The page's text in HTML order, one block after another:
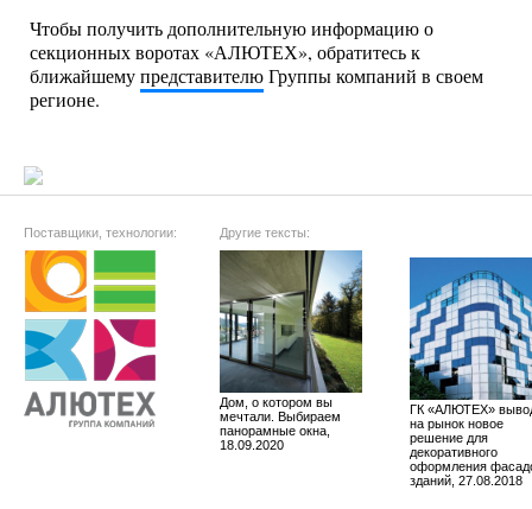
Чтобы получить дополнительную информацию о
секционных воротах «АЛЮТЕХ», обратитесь к
ближайшемупредставителюГруппы компаний в своем
регионе.
Поставщики, технологии: Другие тексты:
Дом, о котором вы
мечтали. Выбираем
панорамные окна,
18.09.2020
ГК «АЛЮТЕХ»
на рынок новое
решение для
декоративного
оформления
зданий, 27.08.2018